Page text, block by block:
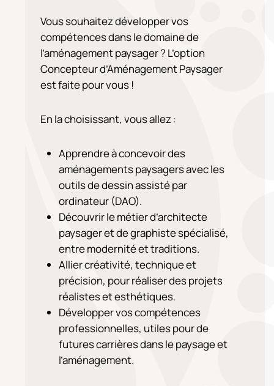
Vous souhaitez développer vos
compétences dans le domaine de
l’aménagement paysager ? L’option
Concepteur d’Aménagement Paysager
est faite pour vous !
En la choisissant, vous allez :
Apprendre à concevoir des
aménagements paysagers avec les
outils de dessin assisté par
ordinateur (DAO).
Découvrir le métier d’architecte
paysager et de graphiste spécialisé,
entre modernité et traditions.
Allier créativité, technique et
précision, pour réaliser des projets
réalistes et esthétiques.
Développer vos compétences
professionnelles, utiles pour de
futures carrières dans le paysage et
l’aménagement.